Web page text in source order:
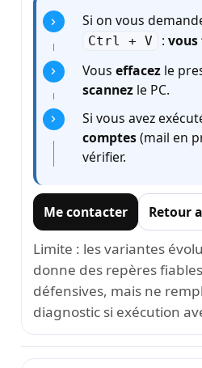
Si on vous
Ctrl + V : vous
Vous effacez le
scannez le PC.
Si vous avez
comptes(mail en
vérifier.
Me contacter Retour
Limite : les variantes
donne des repères
défensives, mais ne
diagnostic si exécution